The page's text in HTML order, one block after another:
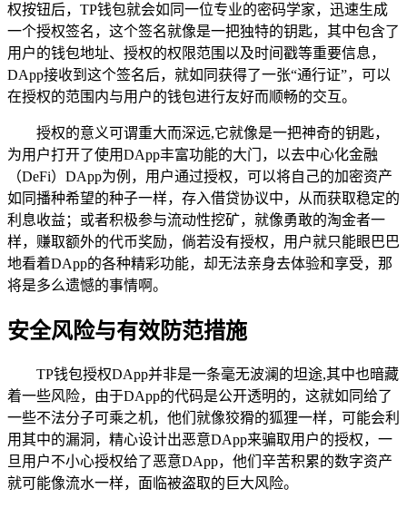
权按钮后，TP钱包就会如同一位专业的密码学家，迅速生成
一个授权签名，这个签名就像是一把独特的钥匙，其中包含了
用户的钱包地址、授权的权限范围以及时间戳等重要信息，
DApp接收到这个签名后，就如同获得了一张“通行证”，可以
在授权的范围内与用户的钱包进行友好而顺畅的交互。
授权的意义可谓重大而深远,它就像是一把神奇的钥匙，
为用户打开了使用DApp丰富功能的大门，以去中心化金融
（DeFi）DApp为例，用户通过授权，可以将自己的加密资产
如同播种希望的种子一样，存入借贷协议中，从而获取稳定的
利息收益；或者积极参与流动性挖矿，就像勇敢的淘金者一
样，赚取额外的代币奖励，倘若没有授权，用户就只能眼巴巴
地看着DApp的各种精彩功能，却无法亲身去体验和享受，那
将是多么遗憾的事情啊。
安全风险与有效防范措施
TP钱包授权DApp并非是一条毫无波澜的坦途,其中也暗藏
着一些风险，由于DApp的代码是公开透明的，这就如同给了
一些不法分子可乘之机，他们就像狡猾的狐狸一样，可能会利
用其中的漏洞，精心设计出恶意DApp来骗取用户的授权，一
旦用户不小心授权给了恶意DApp，他们辛苦积累的数字资产
就可能像流水一样，面临被盗取的巨大风险。